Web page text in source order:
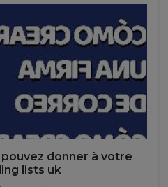
donner à votre
lists uk